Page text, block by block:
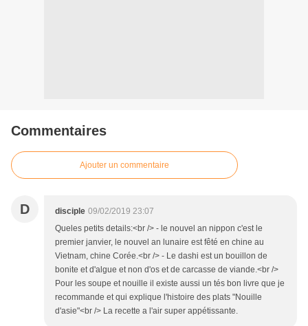
Commentaires
Ajouter un commentaire
D disciple 09/02/2019 23:07
Queles petits details:<br /> - le nouvel an nippon c'est le
premier janvier, le nouvel an lunaire est fêté en chine au
Vietnam, chine Corée.<br /> - Le dashi est un bouillon de
bonite et d'algue et non d'os et de carcasse de viande.<br />
Pour les soupe et nouille il existe aussi un tés bon livre que je
recommande et qui explique l'histoire des plats "Nouille
d'asie"<br /> La recette a l'air super appétissante.